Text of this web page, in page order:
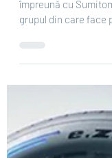
Mai multe instituții
grupul din care face